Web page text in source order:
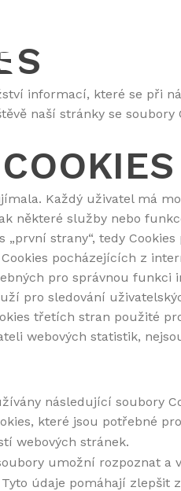
A
informací, které se při
naší stránky se
Každý uživatel má
některé služby nebo
„první strany“, tedy
pocházejících z
pro správnou funkci
pro sledování
třetích stran použité
webových statistik,
následující soubory
které jsou potřebné
webových stránek.
umožní rozpoznat a
údaje pomáhají zlepšit